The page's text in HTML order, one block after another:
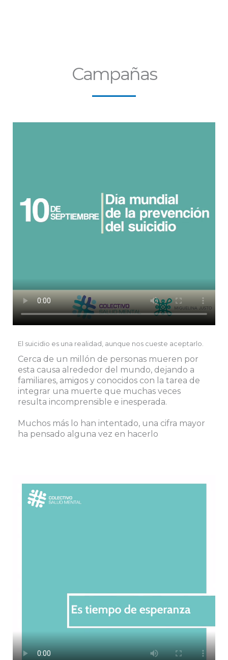
Campañas
El suicidio es una realidad, aunque nos cueste aceptarlo.
Cerca de un millón de personas mueren por
esta causa alrededor del mundo, dejando a
familiares, amigos y conocidos con la tarea de
integrar una muerte que muchas veces
resulta incomprensible e inesperada. ⠀
Muchos más lo han intentado, una cifra mayor
ha pensado alguna vez en hacerlo